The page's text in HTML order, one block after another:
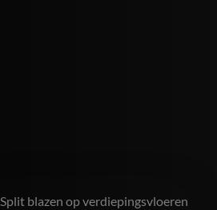
Split blazen op verdiepingsvloeren